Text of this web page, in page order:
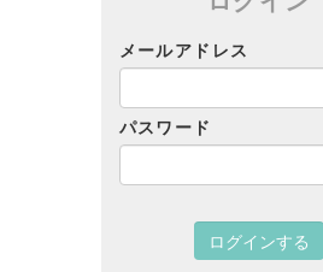
メールアドレス
パスワード